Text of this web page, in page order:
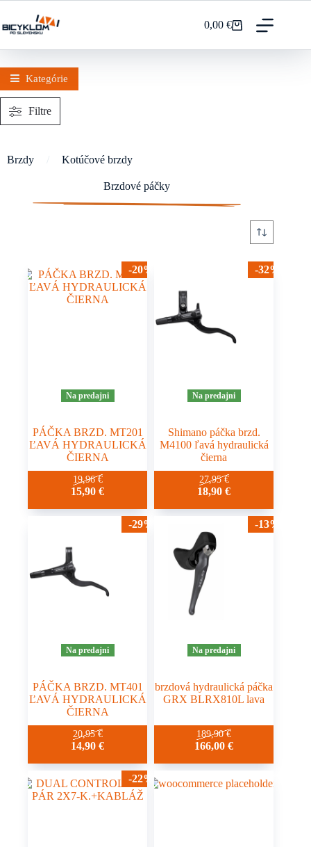
obsah
Nákupný
0,00€
Brzdy Kotúčové brzdy
Brzdové páčky
-20%
Na predajni
PÁČKA BRZD. MT201
ĽAVÁ HYDRAULICKÁ
ČIERNA
19,96€
15,90€
-32%
Na predajni
Shimano páčka brzd.
M4100 ľavá hydraulická
čierna
27,95€
18,90€
-29%
Na predajni
PÁČKA BRZD. MT401
ĽAVÁ HYDRAULICKÁ
ČIERNA
20,95€
14,90€
-13%
Na predajni
brzdová hydraulická páčka
GRX BLRX810L lava
189,90€
166,00€
-22%
Kategórie
Filtre